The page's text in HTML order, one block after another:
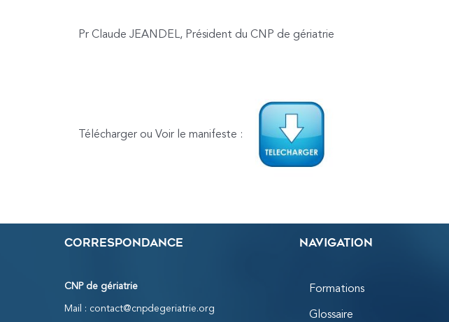
Pr Claude JEANDEL, Président du CNP de gériatrie
Télécharger ou Voir le manifeste :
Correspondance
CNP de gériatrie
Mail : contact@cnpdegeriatrie.org
Navigation
Formations
Glossaire